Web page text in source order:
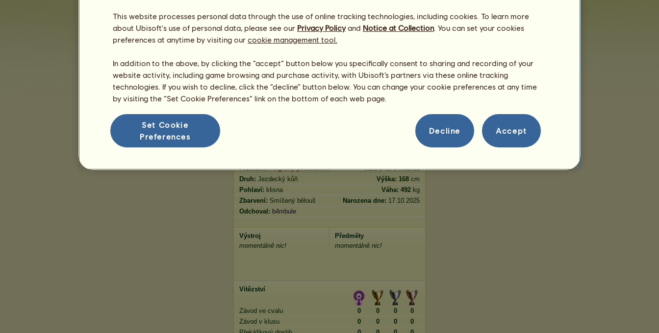
10:00
Energie 69%
Zdraví
100%
Morálka
Dovednosti Celkem:0.00
Výdrž
Rychlost
0.00
0.00
Plemeno:Anglický plnokrevník Věk:5 let 6 měsíců
Druh: Jezdecký kůň Výška: 168 cm
Pohlaví: klisna Váha: 492 kg
Zbarvení: Smíšený bělouš Narozena dne: 17.10.2025
Odchoval: b4mbule
Výstroj
momentálně nic!
Předměty
momentálně nic!
Vítězství
Závod ve cvalu 0 0 0
0
Závod v klusu
0 0 0
0
Připuštění: 1
Rodokmen
This website processes personal data through the use of online tracking technologies, including cookies. To learn more
about Ubisoft's use of personal data, please see our Privacy Policyand Notice at Collection. You can set your cookies
preferences at anytime by visiting our cookie management tool.
In addition to the above, by clicking the “accept” button below you specifically consent to sharing and recording of your
website activity, including game browsing and purchase activity, with Ubisoft’s partners via these online tracking
technologies. If you wish to decline, click the “decline” button below. You can change your cookie preferences at any time
by visiting the “Set Cookie Preferences” link on the bottom of each web page.
Set Cookie
Preferences
Decline Accept